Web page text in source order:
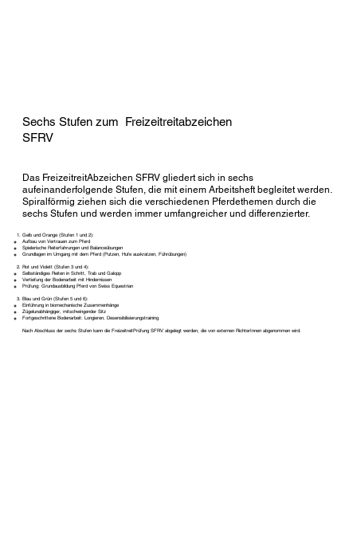
Sechs Stufen zum Freizeitreitabzeichen
SFRV
Das FreizeitreitAbzeichen SFRV gliedert sich in sechs
aufeinanderfolgende Stufen, die mit einem Arbeitsheft begleitet werden.
Spiralförmig ziehen sich die verschiedenen Pferdethemen durch die
sechs Stufen und werden immer umfangreicher und differenzierter.
Gelb und Orange (Stufen 1 und 2):
Aufbau von Vertrauen zum Pferd
Spielerische Reiterfahrungen und Balanceübungen
Grundlagen im Umgang mit dem Pferd (Putzen, Hufe auskratzen, Führübungen)
Rot und Violett (Stufen 3 und 4):
Selbständiges Reiten in Schritt, Trab und Galopp
Vertiefung der Bodenarbeit mit Hindernissen
Prüfung: Grundausbildung Pferd von Swiss Equestrian
Blau und Grün (Stufen 5 und 6):
Einführung in biomechanische Zusammenhänge
Zügelunabhängiger, mitschwingender Sitz
Fortgeschrittene Bodenarbeit: Longieren, Desensibilisierungstraining
Nach Abschluss der sechs Stufen kann die FreizeitreitPrüfung SFRV abgelegt werden, die von externen RichterInnen abgenommen wird.